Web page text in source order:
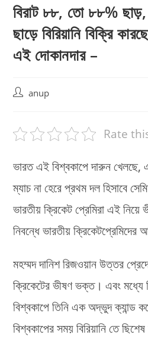
বিরাট ৮৮, তো ৮৮%
ছাড়ে বিরিয়ানি বিক্রি
এই দোকানদার –
Postanup
Rate
ভারত এই বিশ্বকাপে দারুন
ম্যাচ না হেরে প্রথম দল হিসাবে
ভারতীয় ক্রিকেট প্রেমিরা এই
নিবন্ধে ভারতীয়
মহম্মদ দানিশ রিজওয়ান উত্তর
ক্রিকেটের ভীষণ ভক্ত। এবং মধ্যে
বিশ্বকাপে তিনি এক অদ্ভুদ ক্যান্ড
বিশ্বকাপের সময় বিরিয়ানি তে